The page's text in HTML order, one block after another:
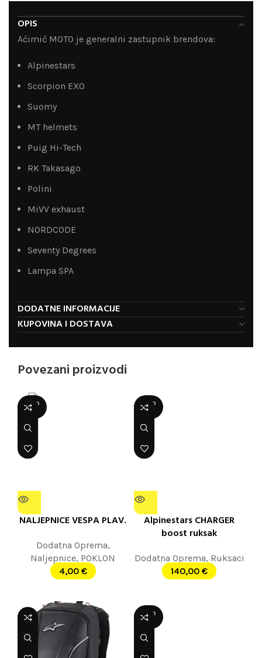
OPIS
Aćimić MOTO je generalni zastupnik brendova:
Alpinestars
Scorpion EXO
Suomy
MT helmets
Puig Hi-Tech
RK Takasago
Polini
MiVV exhaust
NORDCODE
Seventy Degrees
Lampa SPA
DODATNE INFORMACIJE
KUPOVINA I DOSTAVA
Povezani proizvodi
SOLD
OUT
NALJEPNICE VESPA PLAV.
Dodatna Oprema,
Naljepnice, POKLON
4,00 €
SOLD
OUT
Alpinestars CHARGER
boost ruksak
Dodatna Oprema, Ruksaci
140,00 €
SOLD
OUT